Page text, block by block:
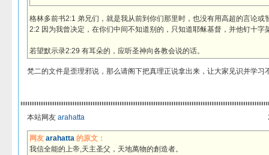
格林多前书2:1 弟兄们，就是我从前到你们那里时，也没有用高超的言论或
2:2 因为我曾决定，在你们中间不知道别的，只知道耶稣基督，并他钉十字
若望默示录2:29 有耳朵的，应听圣神向各教会说的话。
梵二的文件是歪理邪说，那么请阁下把真理正说拿出来，让大家见识并学习
本站网友 arahatta
网友 arahatta的原文：
我信全能的上帝,天主圣父，天地萬物的創造者。